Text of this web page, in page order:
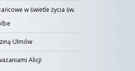
w świetle życia św.
Ulmów
Alicji